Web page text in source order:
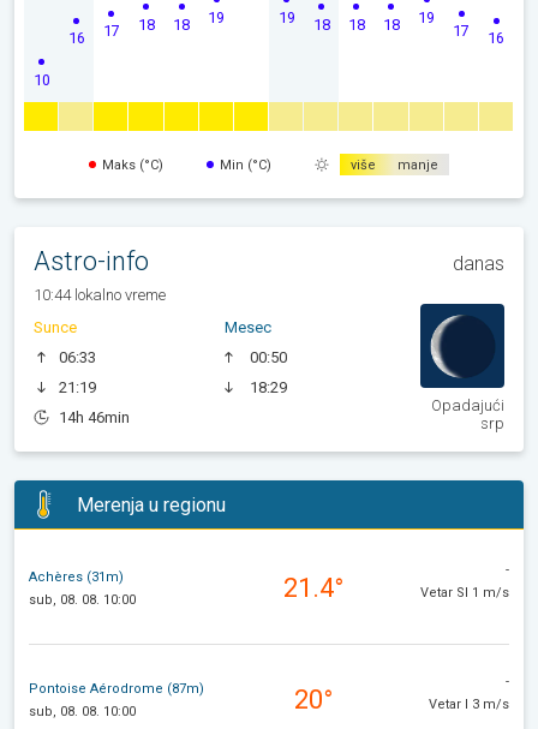
10
16 17 18 18 19 19 18 18 18 19
17 16
Maks (°C) Min (°C) više manje
Astro-info danas
10:44 lokalno vreme
Sunce
06:33
21:19
14h 46min
Mesec
00:50
18:29
Opadajući
srp
Merenja u regionu
Achères (31m)
sub, 08. 08. 10:00
21.4°
-
Vetar SI 1 m/s
Pontoise Aérodrome (87m)
sub, 08. 08. 10:00
20°
-
Vetar I 3 m/s